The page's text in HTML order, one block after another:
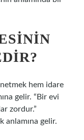
hem idare
gelir. “Bir evi
zordur.”
anlamına gelir.